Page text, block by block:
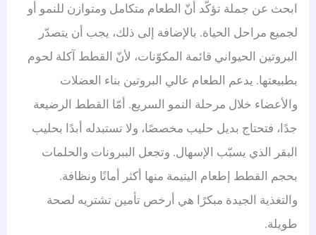
ابحث عن جملة تؤكّد أنّ الطعام متكامل ومتوازن للنمو أو
لجميع مراحل الحياة. بالإضافة إلى ذلك، يجب أن يتصدّر
البروتين الحيواني قائمة المكوّنات، لأنّ القطط آكلة لحوم
بطبيعتها. يدعم الطعام عالي البروتين بناء العضلات
والأعضاء خلال مرحلة النمو السريع. أمّا القطط الرضيعة
جدًا، فتحتاج بديل حليب مخصصًا، ولا تستبدله أبدًا بحليب
البقر الذي يسبّب الإسهال. وتجعل الببرونات والحلمات
بحجم القطط إطعام اليتيمة منها أكثر أمانًا ونظافة.
والتغذية الجيدة مبكرًا هي أرخص تأمين تشتريه لصحة
طويلة.